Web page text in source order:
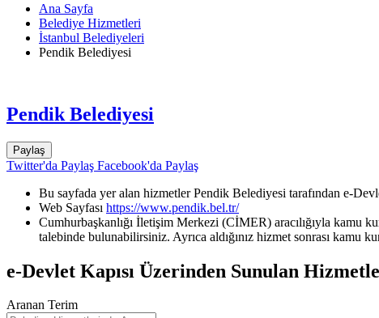
Ana Sayfa
Belediye Hizmetleri
İstanbul Belediyeleri
Pendik Belediyesi
Pendik Belediyesi
Paylaş
Twitter'da Paylaş Facebook'da Paylaş
Bu sayfada yer alan hizmetler Pendik Belediyesi tarafından e-
Web Sayfası https://www.pendik.bel.tr/
Cumhurbaşkanlığı İletişim Merkezi (CİMER) aracılığıyla kamu
talebinde bulunabilirsiniz. Ayrıca aldığınız hizmet sonrası kamu
e-Devlet Kapısı Üzerinden Sunulan
Aranan Terim